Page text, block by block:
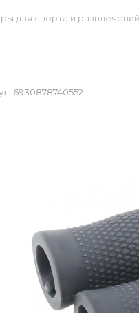
для спорта и развлечений
6930878740552